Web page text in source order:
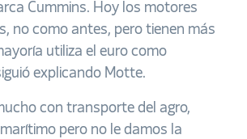
Cummins. Hoy los motores
no como antes, pero tienen más
utiliza el euro como
explicando Motte.
con transporte del agro,
pero no le damos la